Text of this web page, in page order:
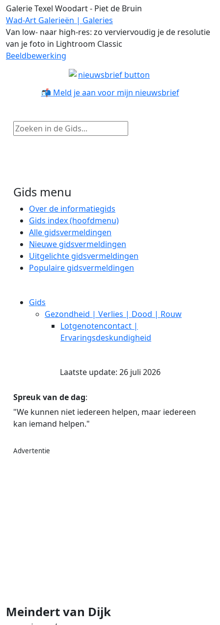
Galerie Texel Woodart - Piet de Bruin
Wad-Art Galerieën | Galeries
Van low- naar high-res: zo verviervoudig je de resolutie
van je foto in Lightroom Classic
Beeldbewerking
📬 Meld je aan voor mijn nieuwsbrief
Zoeken in de Gids...
Gids menu
Over de informatiegids
Gids index (hoofdmenu)
Alle gidsvermeldingen
Nieuwe gidsvermeldingen
Uitgelichte gidsvermeldingen
Populaire gidsvermeldingen
Gids
Gezondheid | Verlies | Dood | Rouw
Lotgenotencontact |
Ervaringsdeskundigheid
Laatste update: 26 juli 2026
Spreuk van de dag:
"We kunnen niet iedereen helpen, maar iedereen
kan iemand helpen."
Advertentie
Meindert van Dijk